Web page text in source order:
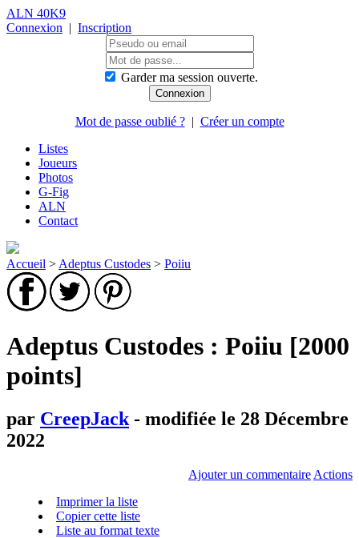
ALN 40K9
Connexion | Inscription
Garder ma session ouverte.
Mot de passe oublié ?| Créer un compte
Listes
Joueurs
Photos
G-Fig
ALN
Contact
Accueil > Adeptus Custodes > Poiiu
Adeptus Custodes : Poiiu [2000
points]
par CreepJack - modifiée le 28 Décembre
2022
Ajouter un commentaire Actions
Imprimer la liste
Copier cette liste
Liste au format texte